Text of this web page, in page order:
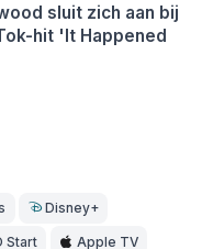
sluit zich aan bij
hit 'It Happened
Disney+
Start Apple TV